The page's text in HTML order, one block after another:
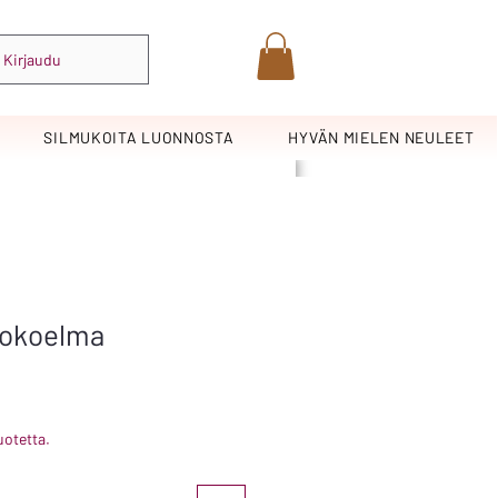
Kirjaudu
SILMUKOITA LUONNOSTA HYVÄN MIELEN NEULEET